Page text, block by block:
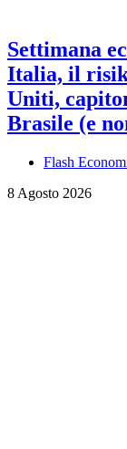
Settimana
Italia, il
Uniti,
Brasile (e
Flash
8 Agosto 2026